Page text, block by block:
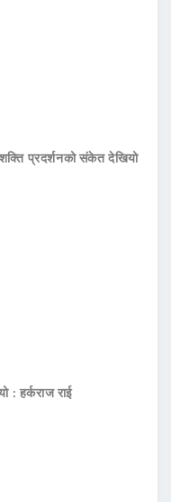
शक्ति प्रदर्शनको संकेत देखियो
: हर्कराज राई